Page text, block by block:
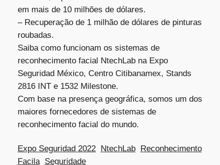
SERVICIOS
em mais de 10 milhões de dólares.
– Recuperação de 1 milhão de dólares de pinturas
roubadas.
Saiba como funcionam os sistemas de
reconhecimento facial NtechLab na Expo
Seguridad México, Centro Citibanamex, Stands
2816 INT e 1532 Milestone.
Com base na presença geográfica, somos um dos
maiores fornecedores de sistemas de
reconhecimento facial do mundo.
Expo Seguridad 2022 NtechLab Reconhecimento
Facila Seguridade